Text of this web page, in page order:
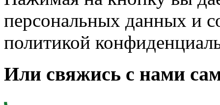
персональных данных и
политикой
Или свяжись с нами